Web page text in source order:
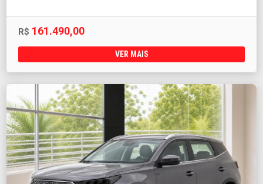
R$ 161.490,00
VER MAIS